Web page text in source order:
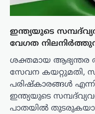
ഇന്ത്യയുടെ
വേഗത
ശക്തമായ ആഭ്യന്തര
സേവന കയറ്റുമതി,
പരിഷ്കാരങ്ങൾ
ഇന്ത്യയുടെ
പാതയിൽ